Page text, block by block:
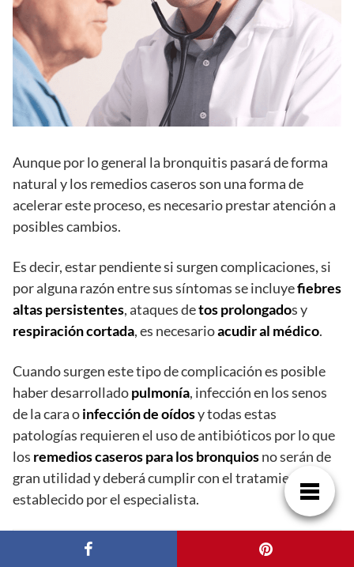
Aunque por lo general la bronquitis pasará de forma
natural y los remedios caseros son una forma de
acelerar este proceso, es necesario prestar atención a
posibles cambios.
Es decir, estar pendiente si surgen complicaciones, si
por alguna razón entre sus síntomas se incluyefiebres
altas persistentes, ataques detos prolongados y
respiración cortada, es necesarioacudir al médico.
Cuando surgen este tipo de complicación es posible
haber desarrolladopulmonía, infección en los senos
de la cara oinfección de oídosy todas estas
patologías requieren el uso de antibióticos por lo que
los remedios caseros para los bronquiosno serán de
gran utilidad y deberá cumplir con el tratamiento
establecido por el especialista.